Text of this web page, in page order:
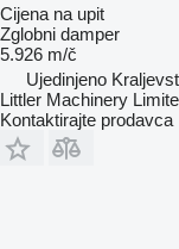
Cijena na upit
Zglobni damper
5.926 m/č
Ujedinjeno
Littler Machinery
Kontaktirajte prodavca